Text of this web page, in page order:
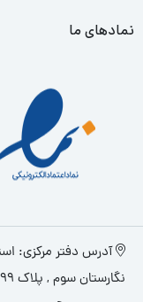
نمادهای ما
آدرس دفتر مرکزی:
نگارستان سوم , پلاک ۹۹ طبقه اول